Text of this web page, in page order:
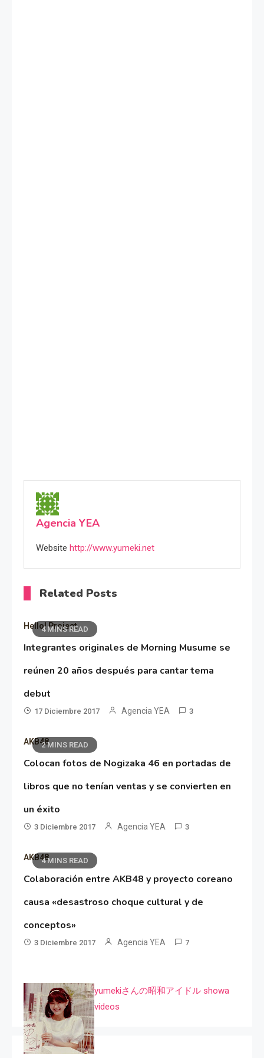
Agencia YEA
Website http://www.yumeki.net
Related Posts
4 MINS READ
Hello! Project
Integrantes originales de Morning Musume se
reúnen 20 años después para cantar tema
debut
17 Diciembre 2017 Agencia YEA 3
2 MINS READ
AKB48
Colocan fotos de Nogizaka 46 en portadas de
libros que no tenían ventas y se convierten en
un éxito
3 Diciembre 2017 Agencia YEA 3
4 MINS READ
AKB48
Colaboración entre AKB48 y proyecto coreano
causa «desastroso choque cultural y de
conceptos»
3 Diciembre 2017 Agencia YEA 7
yumekiさんの昭和アイドル showa
videos